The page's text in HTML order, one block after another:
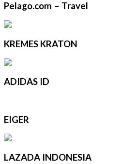
Pelago.com – Travel
KREMES KRATON
ADIDAS ID
EIGER
LAZADA INDONESIA